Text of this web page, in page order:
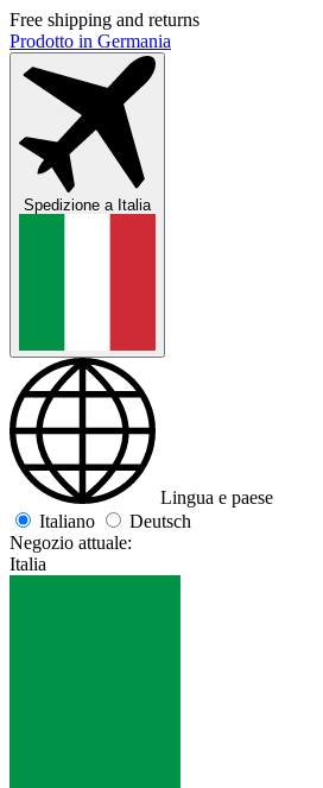
Free shipping and returns
Prodotto in Germania
Spedizione aItalia
Lingua e paese
Italiano
Deutsch
Negozio attuale:
Italia